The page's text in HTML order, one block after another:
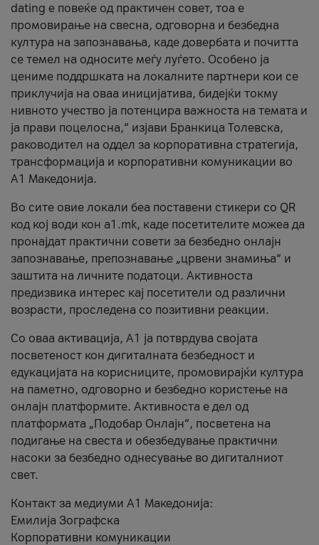
dating е повеќе од практичен совет, тоа е
промовирање на свесна, одговорна и безбедна
култура на запознавања, каде довербата и почитта
се темел на односите меѓу луѓето. Особено ја
цениме поддршката на локалните партнери кои се
приклучија на оваа иницијатива, бидејќи токму
нивното учество ја потенцира важноста на темата и
ја прави поцелосна,“ изјави Бранкица Толевска,
раководител на оддел за корпоративна стратегија,
трансформација и корпоративни комуникации во
А1 Македонија.
Во сите овие локали беа поставени стикери со QR
код кој води кон a1.mk, каде посетителите можеа да
пронајдат практични совети за безбедно онлајн
запознавање, препознавање „црвени знамиња“ и
заштита на личните податоци. Активноста
предизвика интерес кај посетители од различни
возрасти, проследена со позитивни реакции.
Со оваа активација, А1 ја потврдува својата
посветеност кон дигиталната безбедност и
едукацијата на корисниците, промовирајќи култура
на паметно, одговорно и безбедно користење на
онлајн платформите. Активноста е дел од
платформата „Подобар Онлајн“, посветена на
подигање на свеста и обезбедување практични
насоки за безбедно однесување во дигиталниот
свет.
Контакт за медиуми А1 Македонија:
Емилија Зографска
Корпоративни комуникации